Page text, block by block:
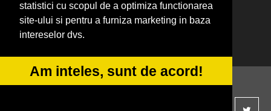
statistici cu scopul de a optimiza functionarea
site-ului si pentru a furniza marketing in baza
intereselor dvs.
Am inteles, sunt de acord!
FirmaTractariAuto.ro
NonStopDeschis.ro
© 2014-2026 -ANPC SOL